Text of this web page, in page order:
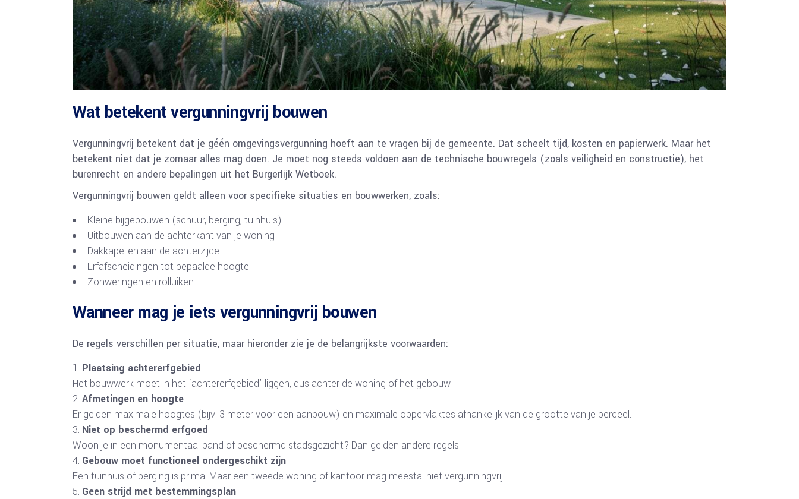
Wat betekent vergunningvrij bouwen
Vergunningvrij betekent dat je géén omgevingsvergunning hoeft aan te vragen bij de gemeente. Dat scheelt tijd, kosten en papierwerk. Maar het
betekent niet dat je zomaar alles mag doen. Je moet nog steeds voldoen aan de technische bouwregels (zoals veiligheid en constructie), het
burenrecht en andere bepalingen uit het Burgerlijk Wetboek.
Vergunningvrij bouwen geldt alleen voor specifieke situaties en bouwwerken, zoals:
Kleine bijgebouwen (schuur, berging, tuinhuis)
Uitbouwen aan de achterkant van je woning
Dakkapellen aan de achterzijde
Erfafscheidingen tot bepaalde hoogte
Zonweringen en rolluiken
Wanneer mag je iets vergunningvrij bouwen
De regels verschillen per situatie, maar hieronder zie je de belangrijkste voorwaarden:
Plaatsing achtererfgebied
Het bouwwerk moet in het ‘achtererfgebied’ liggen, dus achter de woning of het gebouw.
Afmetingen en hoogte
Er gelden maximale hoogtes (bijv. 3 meter voor een aanbouw) en maximale oppervlaktes afhankelijk van de grootte van je perceel.
Niet op beschermd erfgoed
Woon je in een monumentaal pand of beschermd stadsgezicht? Dan gelden andere regels.
Gebouw moet functioneel ondergeschikt zijn
Een tuinhuis of berging is prima. Maar een tweede woning of kantoor mag meestal niet vergunningvrij.
Geen strijd met bestemmingsplan